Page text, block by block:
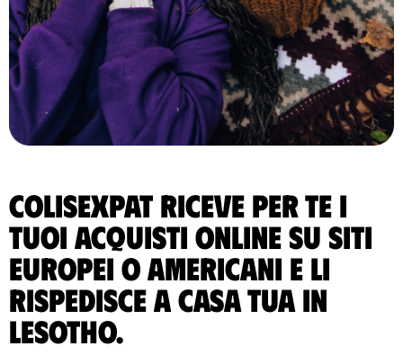
ColisExpat riceve per te i
tuoi acquisti online su siti
europei o americani e li
rispedisce A casa tua in
Lesotho.